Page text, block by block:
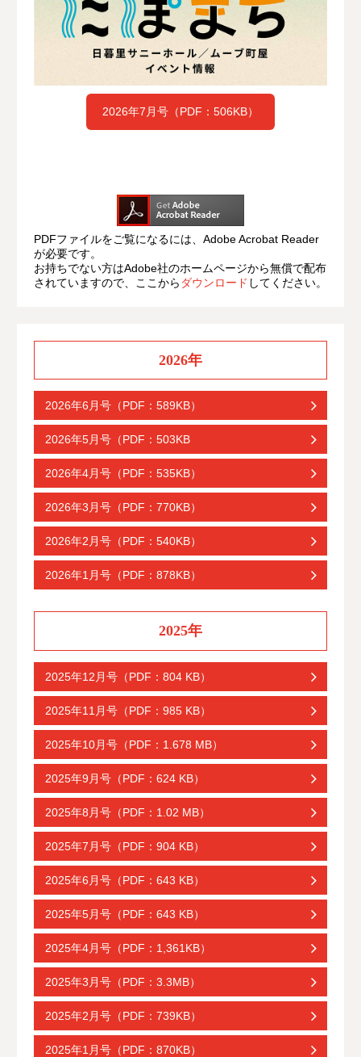
2026年7月号（PDF：506KB）
PDFファイルをご覧になるには、Adobe Acrobat Reader
が必要です。
お持ちでない方はAdobe社のホームページから無償で配布
されていますので、ここから ダウンロード してください。
2026年
2026年6月号（PDF：589KB）
2026年5月号（PDF：503KB
2026年4月号（PDF：535KB）
2026年3月号（PDF：770KB）
2026年2月号（PDF：540KB）
2026年1月号（PDF：878KB）
2025年
2025年12月号（PDF：804 KB）
2025年11月号（PDF：985 KB）
2025年10月号（PDF：1.678 MB）
2025年9月号（PDF：624 KB）
2025年8月号（PDF：1.02 MB）
2025年7月号（PDF：904 KB）
2025年6月号（PDF：643 KB）
2025年5月号（PDF：643 KB）
2025年4月号（PDF：1,361KB）
2025年3月号（PDF：3.3MB）
2025年2月号（PDF：739KB）
2025年1月号（PDF：870KB）